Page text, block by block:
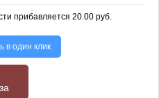
прибавляется 20.00 руб.
в один клик